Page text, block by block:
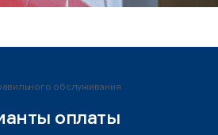
обслуживания
оплаты